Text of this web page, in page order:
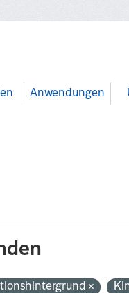
Anwendungen